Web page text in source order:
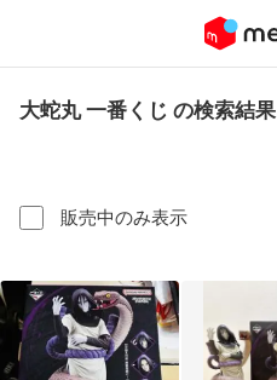
大蛇丸 一番くじ の検索結果
販売中のみ表示